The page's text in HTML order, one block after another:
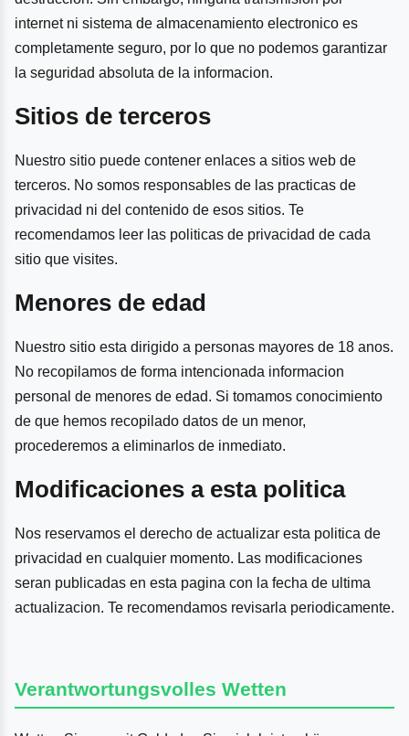
internet ni sistema de almacenamiento electronico es
completamente seguro, por lo que no podemos garantizar
la seguridad absoluta de la informacion.
Sitios de terceros
Nuestro sitio puede contener enlaces a sitios web de
terceros. No somos responsables de las practicas de
privacidad ni del contenido de esos sitios. Te
recomendamos leer las politicas de privacidad de cada
sitio que visites.
Menores de edad
Nuestro sitio esta dirigido a personas mayores de 18 anos.
No recopilamos de forma intencionada informacion
personal de menores de edad. Si tomamos conocimiento
de que hemos recopilado datos de un menor,
procederemos a eliminarlos de inmediato.
Modificaciones a esta politica
Nos reservamos el derecho de actualizar esta politica de
privacidad en cualquier momento. Las modificaciones
seran publicadas en esta pagina con la fecha de ultima
actualizacion. Te recomendamos revisarla periodicamente.
Verantwortungsvolles Wetten